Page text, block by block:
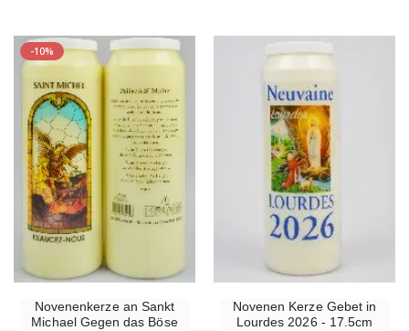
-10%
Novenenkerze an Sankt
Michael Gegen das Böse
Novenen Kerze Gebet in
Lourdes 2026 - 17.5cm
Wundertätige Medaille Empfängnis 9 Karat Gold - 10 mm
€130.00
€2.50
-10%
€5.50
-25%
€90.00